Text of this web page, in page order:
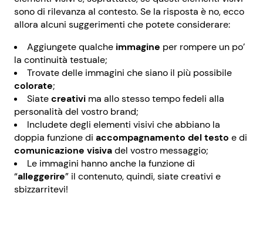
sono di rilevanza al contesto. Se la risposta è no, ecco
allora alcuni suggerimenti che potete considerare:
Aggiungete qualche immagine per rompere un po’
la continuità testuale;
Trovate delle immagini che siano il più possibile
colorate;
Siatecreativi ma allo stesso tempo fedeli alla
personalità del vostro brand;
Includete degli elementi visivi che abbiano la
doppia funzione di accompagnamento del testo e di
comunicazione visivadel vostro messaggio;
Le immagini hanno anche la funzione di
“alleggerire” il contenuto, quindi, siate creativi e
sbizzarritevi!